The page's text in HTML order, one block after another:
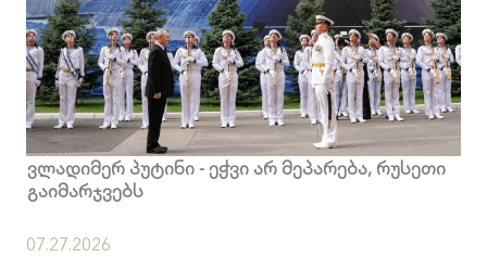
ვლადიმერ პუტინი - ეჭვი არ მეპარება, რუსეთი
გაიმარჯვებს
07.27.2026